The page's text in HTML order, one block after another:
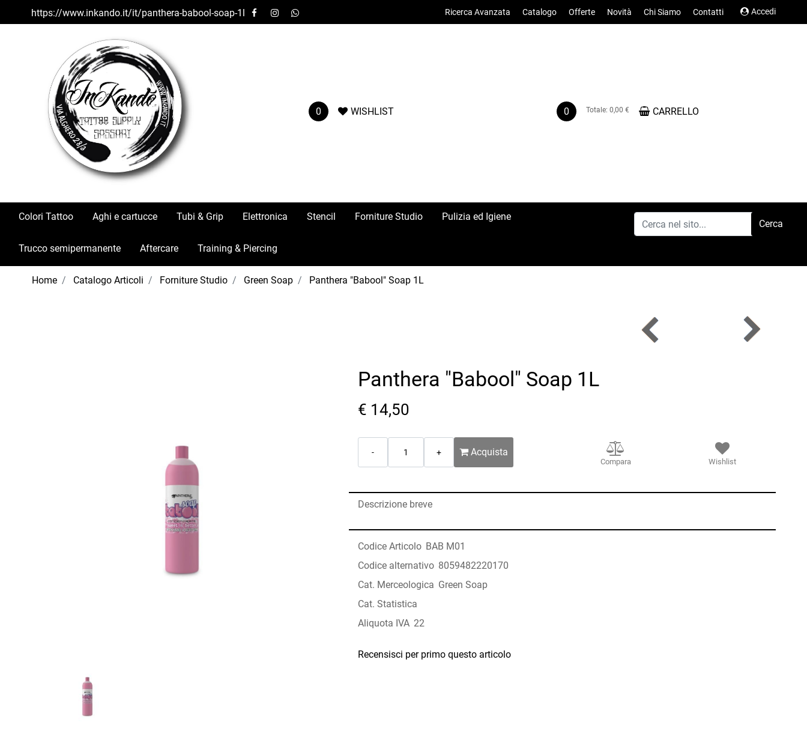
https://www.inkando.it/it/panthera-babool-soap-1l Ricerca Avanzata Catalogo Offerte Novità Chi Siamo Contatti Accedi
0 WISHLIST 0 Totale:0,00 € CARRELLO
Colori Tattoo Aghi e cartucce Tubi & Grip Elettronica Stencil Forniture Studio Pulizia ed Igiene
Trucco semipermanente Aftercare Training & Piercing
Home Catalogo Articoli Forniture Studio Green Soap Panthera "Babool" Soap 1L
Panthera "Babool" Soap 1L
€ 14,50
Acquista
Compara Wishlist
Descrizione breve
Codice Articolo BAB M01
Codice alternativo 8059482220170
Cat. Merceologica Green Soap
Cat. Statistica
Aliquota IVA 22
Recensisci per primo questo articolo